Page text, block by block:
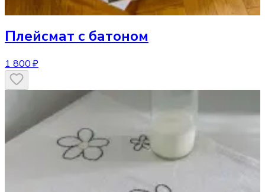
Плейсмат с батоном
1 800 ₽